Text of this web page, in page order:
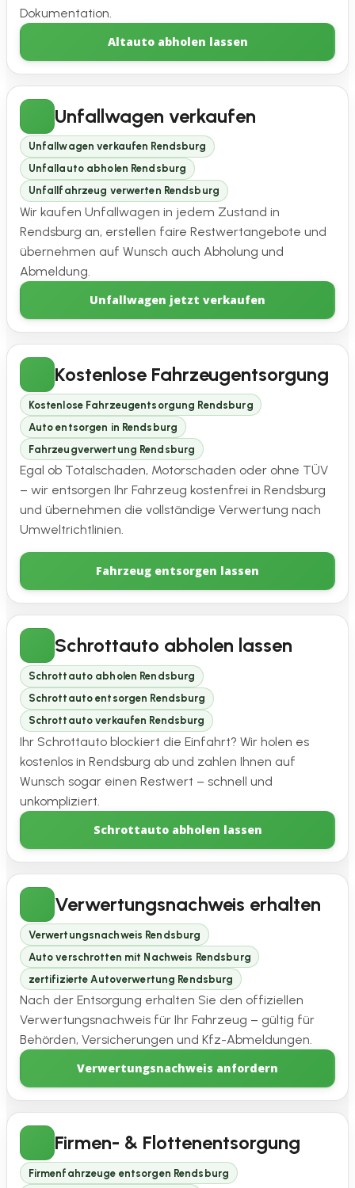
Dokumentation.
Altauto abholen lassen
Unfallwagen verkaufen
Unfallwagen verkaufen Rendsburg
Unfallauto abholen Rendsburg
Unfallfahrzeug verwerten Rendsburg
Wir kaufen Unfallwagen in jedem Zustand in
Rendsburg an, erstellen faire Restwertangebote und
übernehmen auf Wunsch auch Abholung und
Abmeldung.
Unfallwagen jetzt verkaufen
Kostenlose Fahrzeugentsorgung
Kostenlose Fahrzeugentsorgung Rendsburg
Auto entsorgen in Rendsburg
Fahrzeugverwertung Rendsburg
Egal ob Totalschaden, Motorschaden oder ohne TÜV
– wir entsorgen Ihr Fahrzeug kostenfrei in Rendsburg
und übernehmen die vollständige Verwertung nach
Umweltrichtlinien.
Fahrzeug entsorgen lassen
Schrottauto abholen lassen
Schrottauto abholen Rendsburg
Schrottauto entsorgen Rendsburg
Schrottauto verkaufen Rendsburg
Ihr Schrottauto blockiert die Einfahrt? Wir holen es
kostenlos in Rendsburg ab und zahlen Ihnen auf
Wunsch sogar einen Restwert – schnell und
unkompliziert.
Schrottauto abholen lassen
Verwertungsnachweis erhalten
Verwertungsnachweis Rendsburg
Auto verschrotten mit Nachweis Rendsburg
zertifizierte Autoverwertung Rendsburg
Nach der Entsorgung erhalten Sie den offiziellen
Verwertungsnachweis für Ihr Fahrzeug – gültig für
Behörden, Versicherungen und Kfz-Abmeldungen.
Verwertungsnachweis anfordern
Firmen- & Flottenentsorgung
Firmenfahrzeuge entsorgen Rendsburg